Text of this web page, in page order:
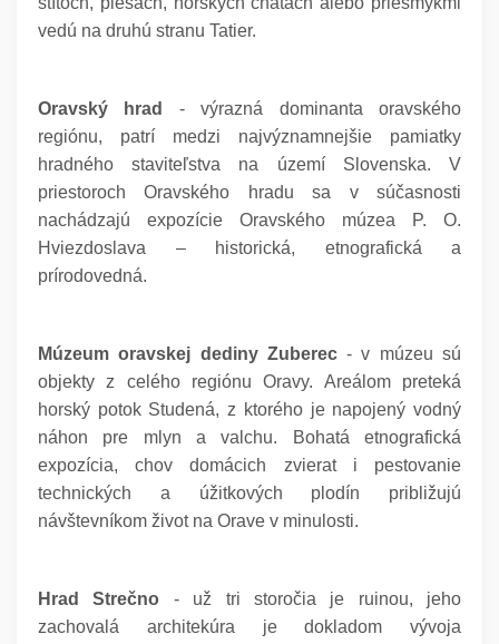
vedú na druhú stranu Tatier.
Oravský hrad
- výrazná dominanta oravského
regiónu, patrí medzi najvýznamnejšie pamiatky
hradného staviteľstva na území Slovenska. V
priestoroch Oravského hradu sa v súčasnosti
nachádzajú expozície Oravského múzea P. O.
Hviezdoslava – historická, etnografická a
prírodovedná.
Múzeum oravskej dediny Zuberec- v múzeu sú
objekty z celého regiónu Oravy. Areálom preteká
horský potok Studená, z ktorého je napojený vodný
náhon pre mlyn a valchu. Bohatá etnografická
expozícia, chov domácich zvierat i pestovanie
technických a úžitkových plodín približujú
návštevníkom život na Orave v minulosti.
Hrad Strečno - už tri storočia je ruinou, jeho
zachovalá architekúra je dokladom vývoja